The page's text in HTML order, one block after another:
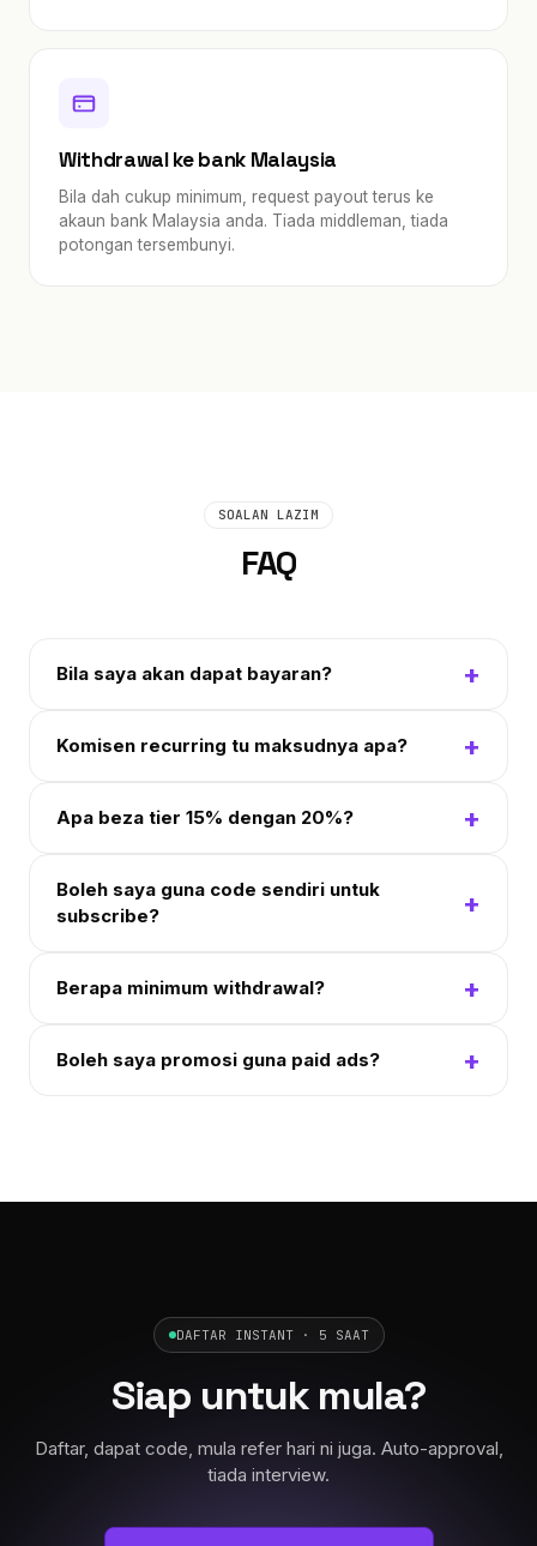
Withdrawal ke bank Malaysia
Bila dah cukup minimum, request payout terus ke
akaun bank Malaysia anda. Tiada middleman, tiada
potongan tersembunyi.
SOALAN LAZIM
FAQ
Bila saya akan dapat bayaran? +
Komisen recurring tu maksudnya apa? +
Apa beza tier 15% dengan 20%? +
Boleh saya guna code sendiri untuk
subscribe?
+
Berapa minimum withdrawal? +
Boleh saya promosi guna paid ads? +
DAFTAR INSTANT · 5 SAAT
Siap untuk mula?
Daftar, dapat code, mula refer hari ni juga. Auto-approval,
tiada interview.